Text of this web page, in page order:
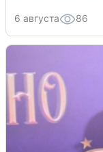
6 августа 86